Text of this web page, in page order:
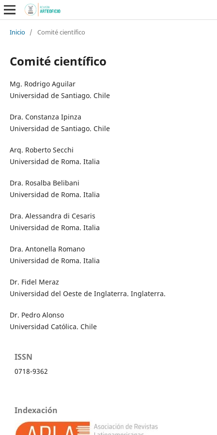
Inicio / Comité científico
Comité científico
Mg. Rodrigo Aguilar
Universidad de Santiago. Chile
Dra. Constanza Ipinza
Universidad de Santiago. Chile
Arq. Roberto Secchi
Universidad de Roma. Italia
Dra. Rosalba Belibani
Universidad de Roma. Italia
Dra. Alessandra di Cesaris
Universidad de Roma. Italia
Dra. Antonella Romano
Universidad de Roma. Italia
Dr. Fidel Meraz
Universidad del Oeste de Inglaterra. Inglaterra.
Dr. Pedro Alonso
Universidad Católica. Chile
ISSN
0718-9362
Indexación